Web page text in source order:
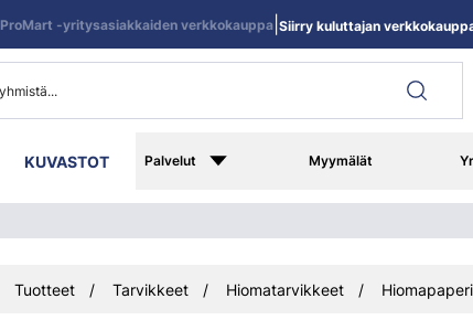
KUVASTOT Palvelut Myymälät
ProMart -yritysasiakkaiden verkkokauppa| Siirry kuluttajan
Tuotteet Tarvikkeet Hiomatarvikkeet